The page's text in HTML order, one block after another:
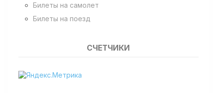
Билеты на самолет
Билеты на поезд
СЧЕТЧИКИ